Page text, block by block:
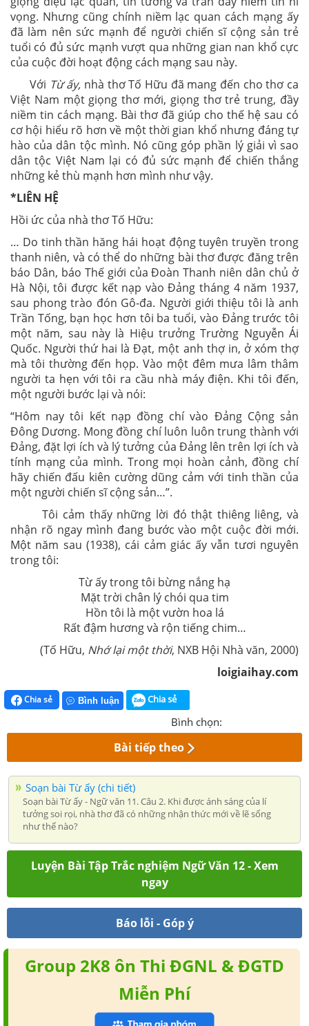
vọng. Nhưng cũng chính niềm lạc quan cách mạng ấy
đã làm nên sức mạnh để người chiến sĩ cộng sản trẻ
tuổi có đủ sức mạnh vượt qua những gian nan khổ cực
của cuộc đời hoạt động cách mạng sau này.
Với Từ ấy, nhà thơ Tố Hữu đã mang đến cho thơ ca
Việt Nam một giọng thơ mới, giọng thơ trẻ trung, đầy
niềm tin cách mạng. Bài thơ đã giúp cho thế hệ sau có
cơ hội hiểu rõ hơn về một thời gian khổ nhưng đáng tự
hào của dân tộc mình. Nó cũng góp phần lý giải vì sao
dân tộc Việt Nam lại có đủ sức mạnh để chiến thắng
những kẻ thù mạnh hơn mình như vậy.
*LIÊN HỆ
Hồi ức của nhà thơ Tố Hữu:
… Do tinh thần hăng hái hoạt động tuyên truyền trong
thanh niên, và có thể do những bài thơ được đăng trên
báo Dân, báo Thế giới của Đoàn Thanh niên dân chủ ở
Hà Nội, tôi được kết nạp vào Đảng tháng 4 năm 1937,
sau phong trào đón Gô-đa. Người giới thiệu tôi là anh
Trần Tống, bạn học hơn tôi ba tuổi, vào Đảng trước tôi
một năm, sau này là Hiệu trưởng Trường Nguyễn Ái
Quốc. Người thứ hai là Đạt, một anh thợ in, ở xóm thợ
mà tôi thường đến họp. Vào một đêm mưa lâm thâm
người ta hẹn với tôi ra cầu nhà máy điện. Khi tôi đến,
một người bước lại và nói:
“Hôm nay tôi kết nạp đồng chí vào Đảng Cộng sản
Đông Dương. Mong đồng chí luôn luôn trung thành với
Đảng, đặt lợi ích và lý tưởng của Đảng lên trên lợi ích và
tính mạng của mình. Trong mọi hoàn cảnh, đồng chí
hãy chiến đấu kiên cường dũng cảm với tinh thần của
một người chiến sĩ cộng sản…”.
Tôi cảm thấy những lời đó thật thiêng liêng, và
nhận rõ ngay mình đang bước vào một cuộc đời mới.
Một năm sau (1938), cái cảm giác ấy vẫn tươi nguyên
trong tôi:
Từ ấy trong tôi bừng nắng hạ
Mặt trời chân lý chói qua tim
Hồn tôi là một vườn hoa lá
Rất đậm hương và rộn tiếng chim…
(Tố Hữu, Nhớ lại một thời, NXB Hội Nhà văn, 2000)
loigiaihay.com
Chia sẻ Bình luận Chia sẻ
Bình chọn:
Bài tiếp theo
Soạn bài Từ ấy (chi tiết)
Soạn bài Từ ấy - Ngữ văn 11. Câu 2. Khi được ánh sáng của lí
tưởng soi rọi, nhà thơ đã có những nhận thức mới về lẽ sống
như thế nào?
Luyện Bài Tập Trắc nghiệm Ngữ Văn 12 - Xem
ngay
Báo lỗi - Góp ý
Group 2K8 ôn Thi ĐGNL & ĐGTD
Miễn Phí